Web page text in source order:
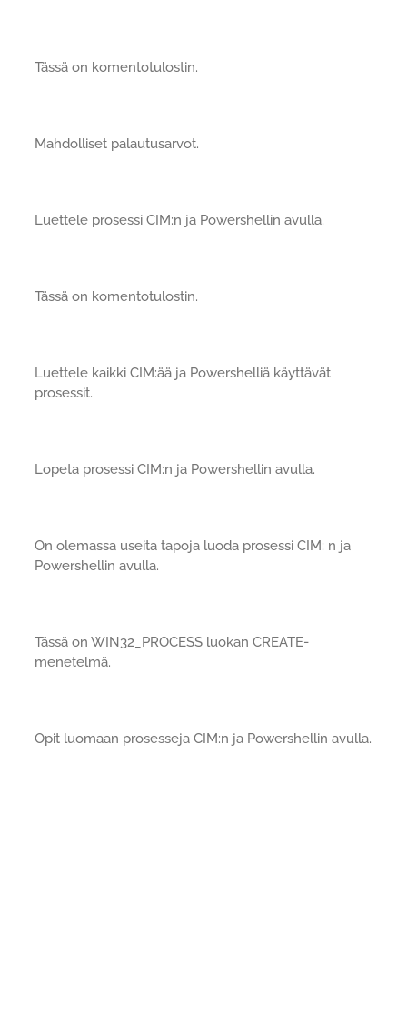
Tässä on komentotulostin.
Mahdolliset palautusarvot.
Luettele prosessi CIM:n ja Powershellin avulla.
Tässä on komentotulostin.
Luettele kaikki CIM:ää ja Powershelliä käyttävät
prosessit.
Lopeta prosessi CIM:n ja Powershellin avulla.
On olemassa useita tapoja luoda prosessi CIM: n ja
Powershellin avulla.
Tässä on WIN32_PROCESS luokan CREATE-
menetelmä.
Opit luomaan prosesseja CIM:n ja Powershellin avulla.